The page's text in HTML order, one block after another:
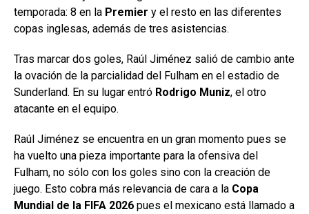
temporada: 8 en la Premier y el resto en las diferentes
copas inglesas, además de tres asistencias.
Tras marcar dos goles, Raúl Jiménez salió de cambio ante
la ovación de la parcialidad del Fulham en el estadio de
Sunderland. En su lugar entró Rodrigo Muniz, el otro
atacante en el equipo.
Raúl Jiménez se encuentra en un gran momento pues se
ha vuelto una pieza importante para la ofensiva del
Fulham, no sólo con los goles sino con la creación de
juego. Esto cobra más relevancia de cara a la Copa
Mundial de la FIFA 2026 pues el mexicano está llamado a